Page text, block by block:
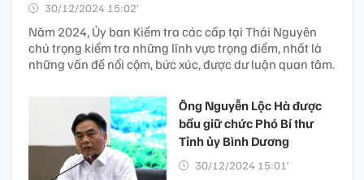
30/12/2024 15:02’
Năm 2024, Ủy ban Kiểm tra các cấp tại Thái Nguyên
chú trọng kiểm tra những lĩnh vực trọng điểm, nhất là
những vấn đề nổi cộm, bức xúc, được dư luận quan tâm.
Ông Nguyễn Lộc Hà được
bầu giữ chức Phó Bí thư
Tỉnh ủy Bình Dương
30/12/2024 15:01’